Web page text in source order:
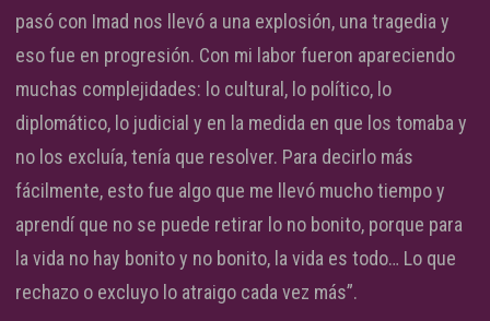
pasó con Imad nos llevó a una explosión, una tragedia y
eso fue en progresión. Con mi labor fueron apareciendo
muchas complejidades: lo cultural, lo político, lo
diplomático, lo judicial y en la medida en que los tomaba y
no los excluía, tenía que resolver. Para decirlo más
fácilmente, esto fue algo que me llevó mucho tiempo y
aprendí que no se puede retirar lo no bonito, porque para
la vida no hay bonito y no bonito, la vida es todo… Lo que
rechazo o excluyo lo atraigo cada vez más”.